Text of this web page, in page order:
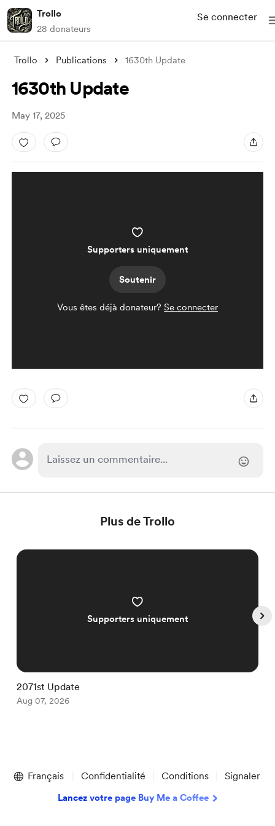
Trollo
28 donateurs
Se connecter
Trollo Publications 1630th Update
1630th Update
May 17, 2025
Supporters uniquement
Soutenir
Vous êtes déjà donateur? Se connecter
Plus de Trollo
Supporters uniquement
2071st Update
Aug 07, 2026
of
Français Confidentialité Conditions Signaler
Lancez votre page Buy Me a Coffee